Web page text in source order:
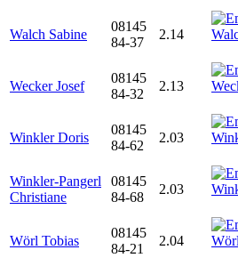
Walch Sabine
08145
84-37
2.14
Wecker Josef
08145
84-32
2.13
Winkler Doris
08145
84-62
2.03
Winkler-Pangerl
Christiane
08145
84-68
2.03
Wörl Tobias
08145
84-21
2.04